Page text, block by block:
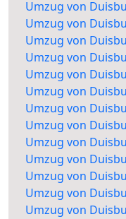
Umzug von
Umzug von
Umzug von
Umzug von
Umzug von
Umzug von
Umzug von
Umzug von
Umzug von
Umzug von
Umzug von
Umzug von
Umzug von